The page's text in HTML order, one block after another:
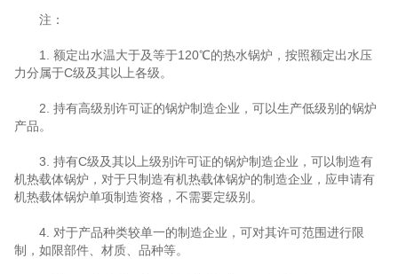
注：
1. 额定出水温大于及等于120℃的热水锅炉，按照额定出水压
力分属于C级及其以上各级。
2. 持有高级别许可证的锅炉制造企业，可以生产低级别的锅炉
产品。
3. 持有C级及其以上级别许可证的锅炉制造企业，可以制造有
机热载体锅炉，对于只制造有机热载体锅炉的制造企业，应申请有
机热载体锅炉单项制造资格，不需要定级别。
4. 对于产品种类较单一的制造企业，可对其许可范围进行限
制，如限部件、材质、品种等。